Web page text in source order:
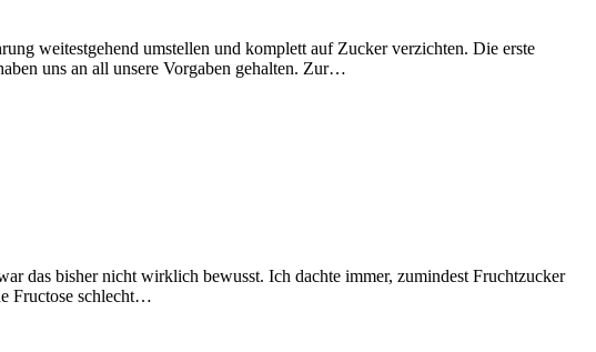
weitestgehend umstellen und komplett auf Zucker verzichten. Die erste
uns an all unsere Vorgaben gehalten. Zur…
das bisher nicht wirklich bewusst. Ich dachte immer, zumindest Fruchtzucker
Fructose schlecht…